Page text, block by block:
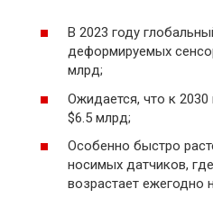
В 2023 году
деформируемых
млрд;
Ожидается, что к
$6.5 млрд;
Особенно быстро
носимых датчиков,
возрастает ежегодно